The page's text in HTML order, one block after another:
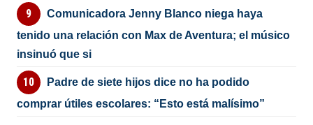
Comunicadora Jenny Blanco niega haya
tenido una relación con Max de Aventura; el músico
insinuó que si
Padre de siete hijos dice no ha podido
comprar útiles escolares: “Esto está malísimo”